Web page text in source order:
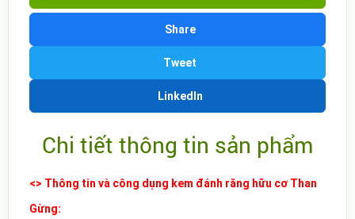
Share
Tweet
LinkedIn
Chi tiết thông tin sản phẩm
<> Thông tin và công dụng kem đánh răng hữu cơ Than
Gừng: